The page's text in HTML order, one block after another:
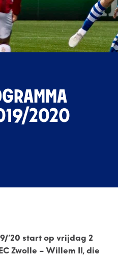
2020
’20 start op vrijdag 2
Zwolle – Willem II, die